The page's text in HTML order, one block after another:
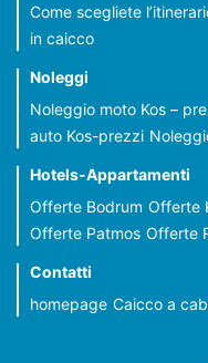
Come scegliete
in caicco
Noleggi
Noleggio moto Kos –
auto Kos-prezzi
Hotels-Appartamenti
Offerte Bodrum Offerte
Offerte Patmos Offerte
Contatti
homepage Caicco a